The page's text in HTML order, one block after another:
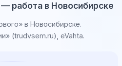
работа в Новосибирске
в Новосибирске.
(trudvsem.ru), eVahta.